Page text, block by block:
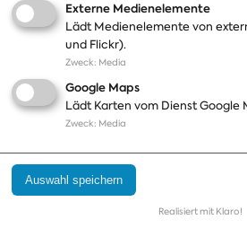
Jobs und Ausbildung
Häufige Fragen
Podcast
Abonnements
Aktualisierungen
Kontakt
Impressum
Datenschutz
Externe Medienelemente
Lädt Medienelemente von
und Flickr).
Zweck: Media
Google Maps
Lädt Karten vom Dienst Google
Zweck: Media
Auswahl speichern
Realisiert mit Klaro!